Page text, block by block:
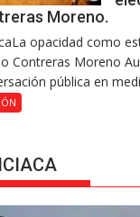
Moreno.
opacidad como
Contreras Moreno
pública en